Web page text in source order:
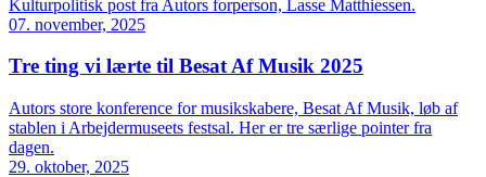
Kulturpolitisk post fra Autors forperson, Lasse Matthiessen.
07. november, 2025
Tre ting vi lærte til Besat Af Musik 2025
Autors store konference for musikskabere, Besat Af Musik, løb af
stablen i Arbejdermuseets festsal. Her er tre særlige pointer fra
dagen.
29. oktober, 2025